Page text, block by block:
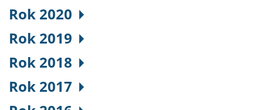
Rok 2020
Rok 2019
Rok 2018
Rok 2017